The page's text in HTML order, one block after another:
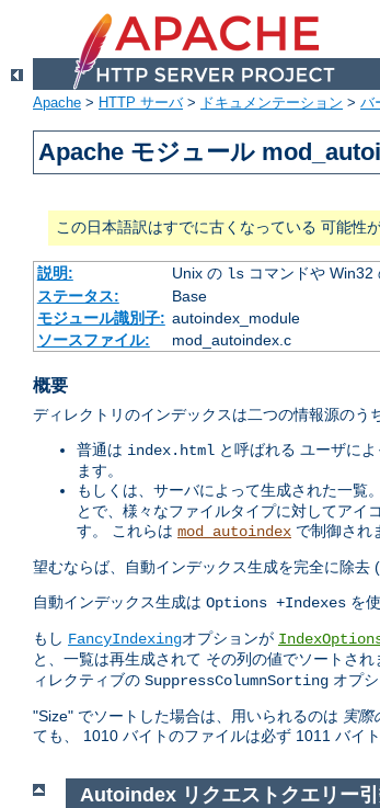
Apache > HTTP サーバ> ドキュメンテーション > バ
Apache モジュール
この日本語訳はすでに古くなっている 可能性
説明: Unix の lsコマンドや Win32
ステータス:
Base
モジュール識別子: autoindex_module
ソースファイル:
mod_autoindex.c
概要
ディレクトリのインデックスは二つの情報源のう
普通は index.html と呼ばれる ユーザに
ます。
もしくは、サーバによって生成された一覧
とで、様々なファイルタイプに対してアイ
す。 これらは mod_autoindex で制御され
望むならば、自動インデックス生成を完全に除去
自動インデックス生成は Options +Indexes を
もし FancyIndexingオプションが
と、一覧は再生成されて その列の値でソートさ
ィレクティブの SuppressColumnSorting オプ
"Size" でソートした場合は、用いられるのは 実際
ても、 1010 バイトのファイルは必ず 1011 バイ
Autoindex リクエストクエリー